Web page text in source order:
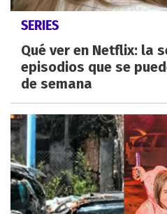
SERIES
Qué ver en Netflix: la
episodios que se
de semana